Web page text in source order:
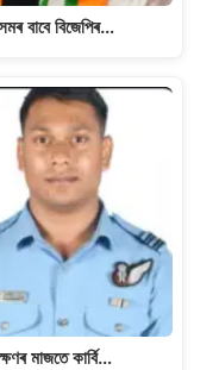
বাবে বিজেপিৰ…
মাজতে কাৰ্বি…